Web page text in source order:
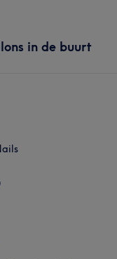
in de buurt